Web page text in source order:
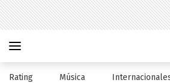
Rating Música